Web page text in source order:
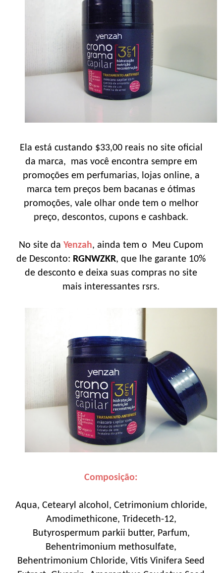
Ela está custando $33,00 reais no site oficial
da marca, mas você encontra sempre em
promoções em perfumarias, lojas online, a
marca tem preços bem bacanas e ótimas
promoções, vale olhar onde tem o melhor
preço, descontos, cupons e cashback.
No site da Yenzah, ainda tem o Meu Cupom
de Desconto: RGNWZKR, que lhe garante 10%
de desconto e deixa suas compras no site
mais interessantes rsrs.
Composição:
Aqua, Cetearyl alcohol, Cetrimonium chloride,
Amodimethicone, Trideceth-12,
Butyrospermum parkii butter, Parfum,
Behentrimonium methosulfate,
Behentrimonium Chloride, Vitis Vinifera Seed